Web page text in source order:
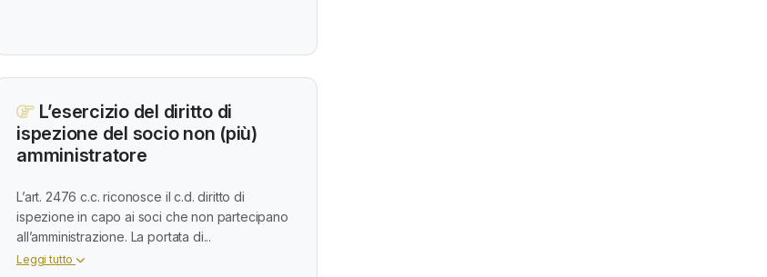
L’esercizio del diritto di
ispezione del socio non (più)
amministratore
L’art. 2476 c.c. riconosce il c.d. diritto di
ispezione in capo ai soci che non partecipano
all’amministrazione. La portata di...
Leggi tutto